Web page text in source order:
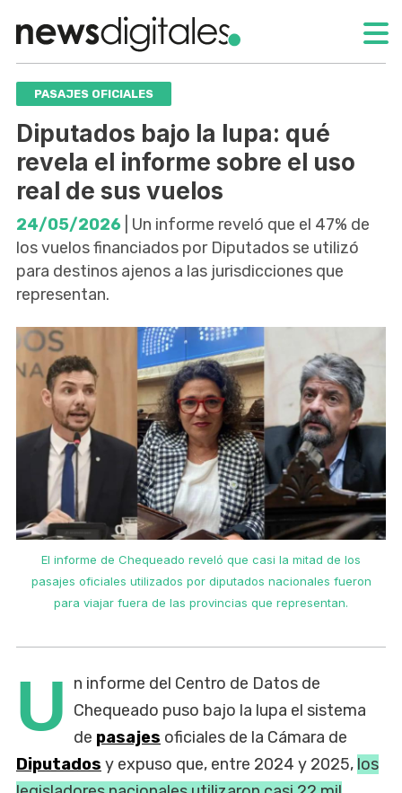
PASAJES OFICIALES
Diputados bajo la lupa: qué
revela el informe sobre el uso
real de sus vuelos
24/05/2026 | Un informe reveló que el 47% de
los vuelos financiados por Diputados se utilizó
para destinos ajenos a las jurisdicciones que
representan.
El informe de Chequeado reveló que casi la mitad de los
pasajes oficiales utilizados por diputados nacionales fueron
para viajar fuera de las provincias que representan.
U n informe del Centro de Datos de
Chequeado puso bajo la lupa el sistema
de pasajes oficiales de la Cámara de
Diputados y expuso que, entre 2024 y 2025, los